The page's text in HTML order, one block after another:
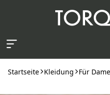
Startseite Kleidung Für